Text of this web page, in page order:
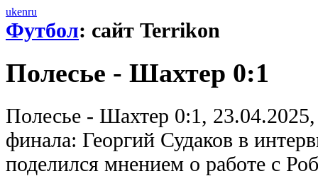
ukenru
Футбол: сайт Terrikon
Полесье - Шахтер 0:1
Полесье - Шахтер 0:1,
финала: Георгий Судаков в
поделился мнением о работе с